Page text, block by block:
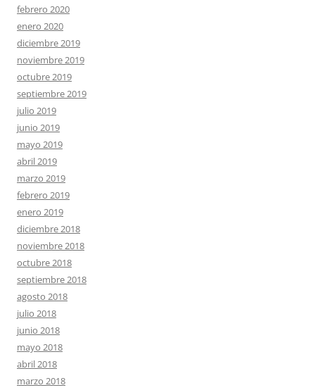
febrero 2020
enero 2020
diciembre 2019
noviembre 2019
octubre 2019
septiembre 2019
julio 2019
junio 2019
mayo 2019
abril 2019
marzo 2019
febrero 2019
enero 2019
diciembre 2018
noviembre 2018
octubre 2018
septiembre 2018
agosto 2018
julio 2018
junio 2018
mayo 2018
abril 2018
marzo 2018